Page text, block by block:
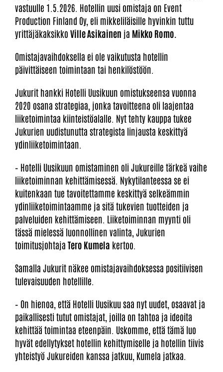
vastuulle 1.5.2026. Hotellin uusi omistaja on Event
Production Finland Oy, eli mikkeliläisille hyvinkin tuttu
yrittäjäkaksikko Ville Asikainen ja Mikko Romo.
Omistajavaihdoksella ei ole vaikutusta hotellin
päivittäiseen toimintaan tai henkilöstöön.
Jukurit hankki Hotelli Uusikuun omistukseensa vuonna
2020 osana strategiaa, jonka tavoitteena oli laajentaa
liiketoimintaa kiinteistöalalle. Nyt tehty kauppa tukee
Jukurien uudistunutta strategista linjausta keskittyä
ydinliiketoimintaan.
– Hotelli Uusikuun omistaminen oli Jukureille tärkeä vaihe
liiketoiminnan kehittämisessä. Nykytilanteessa se ei
kuitenkaan tue tavoitettamme keskittyä selkeämmin
ydinliiketoimintaamme ja sitä tukevien tuotteiden ja
palveluiden kehittämiseen. Liiketoiminnan myynti oli
tässä mielessä luonnollinen valinta, Jukurien
toimitusjohtaja Tero Kumela kertoo.
Samalla Jukurit näkee omistajavaihdoksessa positiivisen
tulevaisuuden hotellille.
– On hienoa, että Hotelli Uusikuu saa nyt uudet, osaavat ja
paikallisesti tutut omistajat, joilla on tahtoa ja ideoita
kehittää toimintaa eteenpäin. Uskomme, että tämä luo
hyvät edellytykset hotellin kehittymiselle ja hotellin tiivis
yhteistyö Jukureiden kanssa jatkuu, Kumela jatkaa.